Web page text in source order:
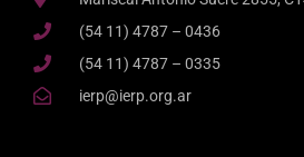
(54 11) 4787 – 0436
(54 11) 4787 – 0335
ierp@ierp.org.ar